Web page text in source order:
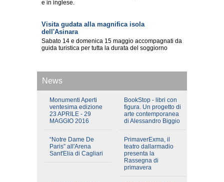
e in inglese.
Visita gudata alla magnifica isola
dell'Asinara
Sabato 14 e domenica 15 maggio accompagnati da
guida turistica per tutta la durata del soggiorno
News
Monumenti Aperti
ventesima edizione
23 APRILE - 29
MAGGIO 2016
BookStop - libri con
figura. Un progetto di
arte contemporanea
di Alessandro Biggio
“Notre Dame De
Paris” all'Arena
Sant'Elia di Cagliari
PrimaverExma, il
teatro dallarmadio
presenta la
Rassegna di
primavera